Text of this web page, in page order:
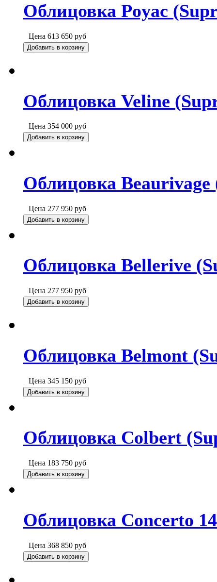
Облицовка Poyac
Цена 613 650 руб
Добавить в корзину
Облицовка Veline
Цена 354 000 руб
Добавить в корзину
Облицовка Beaurivage
Цена 277 950 руб
Добавить в корзину
Облицовка Bellerive
Цена 277 950 руб
Добавить в корзину
Облицовка Belmont
Цена 345 150 руб
Добавить в корзину
Облицовка Colbert
Цена 183 750 руб
Добавить в корзину
Облицовка Concerto
Цена 368 850 руб
Добавить в корзину